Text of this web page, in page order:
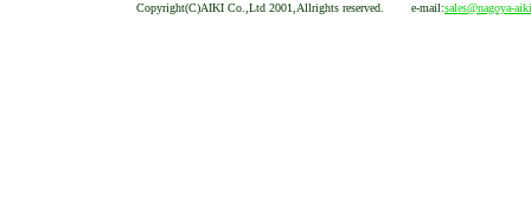
Copyright(C)AIKI Co.,Ltd 2001,Allrights reserved. e-mail:sales@nagoya-